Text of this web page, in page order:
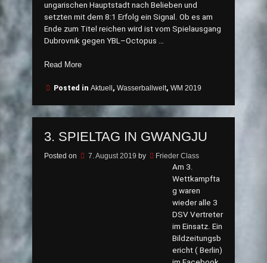
ungarischen Hauptstadt nach Belieben und
setzten mit dem 8:1 Erfolg ein Signal. Ob es am
Ende zum Titel reichen wird ist vom Spielausgang
Dubrovnik gegen YBL–Octopus …
Read More„4.
in
Posted in Aktuell , Wasserballwelt, WM 2019
3. SPIELTAG IN GWANGJU
Posted on 7. August 2019 by Frieder Class
Am 3.
Wettkampfta
g waren
wieder alle 3
DSV Vertreter
im Einsatz. Ein
Bildzeitungsb
ericht ( Berlin)